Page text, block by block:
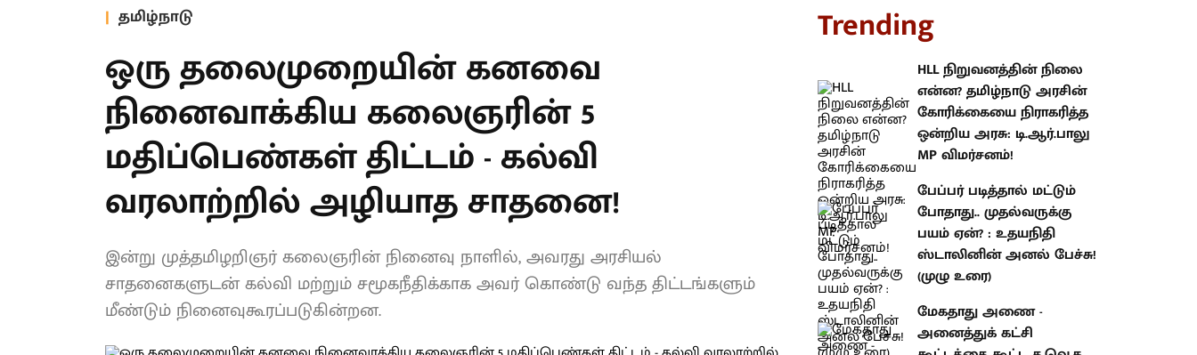
தமிழ்நாடு
ஒரு தலைமுறையின் கனவை
நினைவாக்கிய கலைஞரின் 5
மதிப்பெண்கள் திட்டம் - கல்வி
வரலாற்றில் அழியாத சாதனை!
இன்று முத்தமிழறிஞர் கலைஞரின் நினைவு நாளில், அவரது அரசியல்
சாதனைகளுடன் கல்வி மற்றும் சமூகநீதிக்காக அவர் கொண்டு வந்த
திட்டங்களும் மீண்டும் நினைவுகூரப்படுகின்றன.
Trending
HLL நிறுவனத்தின் நிலை என்ன?
தமிழ்நாடு அரசின் கோரிக்கையை
நிராகரித்த ஒன்றிய அரசு:
டி.ஆர்.பாலு MP விமர்சனம்!
பேப்பர் படித்தால் மட்டும் போதாது..
முதல்வருக்கு பயம் ஏன்? : உதயநிதி
ஸ்டாலினின் அனல் பேச்சு! (முழு
உரை)
மேகதாது அணை - அனைத்துக்
கட்சி கூட்டத்தை கூட்ட த.வெ.க
அரசுக்கு என்ன பயம்? : உதயநிதி
ஸ்டாலின் கேள்வி!